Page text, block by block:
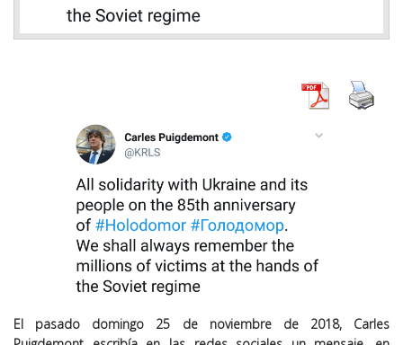
El pasado domingo 25 de noviembre de 2018, Carles